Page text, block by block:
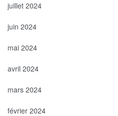
juillet 2024
juin 2024
mai 2024
avril 2024
mars 2024
février 2024